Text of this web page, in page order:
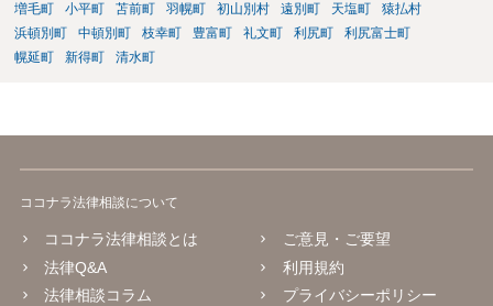
増毛町
小平町 苫前町 羽幌町 初山別村 遠別町 天塩町
猿払村
浜頓別町
中頓別町 枝幸町 豊富町 礼文町 利尻町
利尻富士町
幌延町
新得町 清水町
ココナラ法律相談について
ココナラ法律相談とは
法律Q&A
法律相談コラム
ご意見・ご要望
利用規約
プライバシーポリシー